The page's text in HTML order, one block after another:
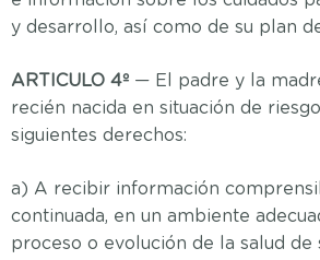
y desarrollo, así como de su plan
ARTICULO 4º — El padre y la
recién nacida en situación de
siguientes derechos:
a) A recibir información
continuada, en un ambiente
proceso o evolución de la salud de